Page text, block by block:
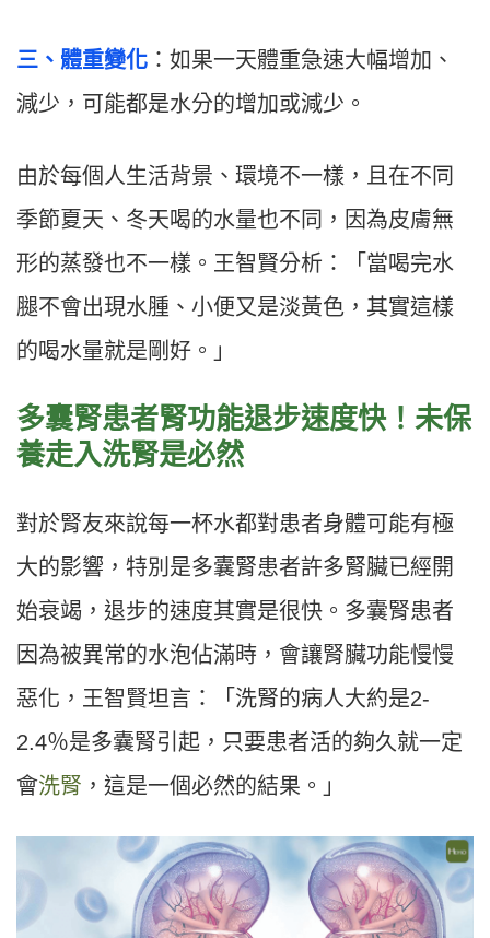
三、體重變化 ：如果一天體重急速大幅增加、
減少，可能都是水分的增加或減少。
由於每個人生活背景、環境不一樣，且在不同
季節夏天、冬天喝的水量也不同，因為皮膚無
形的蒸發也不一樣。王智賢分析：「當喝完水
腿不會出現水腫、小便又是淡黃色，其實這樣
的喝水量就是剛好。」
多囊腎患者腎功能退步速度快！未保
養走入洗腎是必然
對於腎友來說每一杯水都對患者身體可能有極
大的影響，特別是多囊腎患者許多腎臟已經開
始衰竭，退步的速度其實是很快。多囊腎患者
因為被異常的水泡佔滿時，會讓腎臟功能慢慢
惡化，王智賢坦言：「洗腎的病人大約是2-
2.4％是多囊腎引起，只要患者活的夠久就一定
會洗腎 ，這是一個必然的結果。」